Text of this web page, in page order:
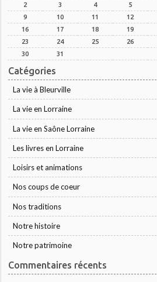
2
3 4 5
9
10 11 12
16
17 18 19
23
24 25 26
30
31
Catégories
La vie à Bleurville
La vie en Lorraine
La vie en Saône Lorraine
Les livres en Lorraine
Loisirs et animations
Nos coups de coeur
Nos traditions
Notre histoire
Notre patrimoine
Commentaires récents